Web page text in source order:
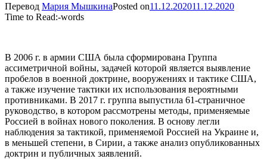
Перевод Мария МышкинаPosted on11.12.202011.12.2020
Time to Read:-words
В 2006 г. в армии США была сформирована Группа
ассиметричной войны, задачей которой является выявление
пробелов в военной доктрине, вооружениях и тактике США,
а также изучение тактики их использования вероятными
противниками. В 2017 г. группа выпустила 61-страничное
руководство, в котором рассмотрены методы, применяемые
Россией в войнах нового поколения. В основу легли
наблюдения за тактикой, применяемой Россией на Украине и,
в меньшей степени, в Сирии, а также анализ опубликованных
доктрин и публичных заявлений.